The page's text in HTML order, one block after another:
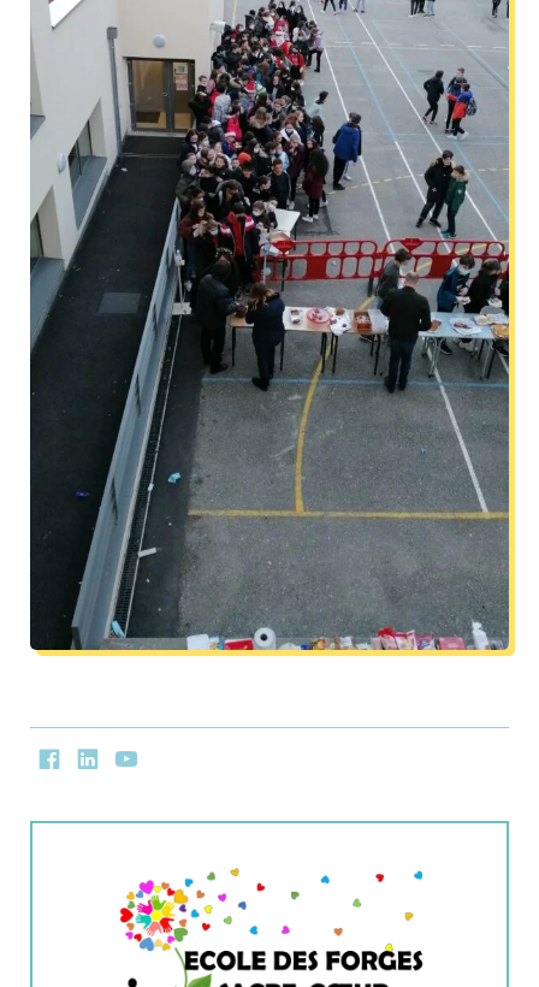
FacebookLinkedInYoutube